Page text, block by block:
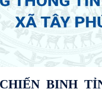
BINH